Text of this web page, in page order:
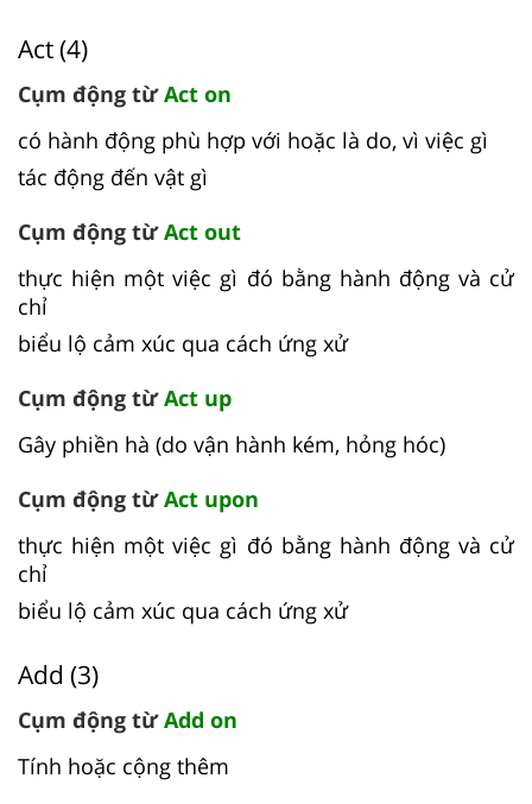
Act (4)
Cụm động từAct on
có hành động phù hợp với hoặc là do, vì việc gì
tác động đến vật gì
Cụm động từAct out
thực hiện một việc gì đó bằng hành động và cử
chỉ
biểu lộ cảm xúc qua cách ứng xử
Cụm động từAct up
Gây phiền hà (do vận hành kém, hỏng hóc)
Cụm động từAct upon
thực hiện một việc gì đó bằng hành động và cử
chỉ
biểu lộ cảm xúc qua cách ứng xử
Add (3)
Cụm động từAdd on
Tính hoặc cộng thêm